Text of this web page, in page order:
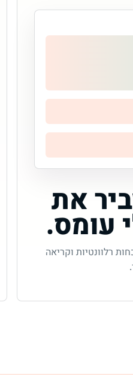
את
עומס.
רלוונטיות וקריאה